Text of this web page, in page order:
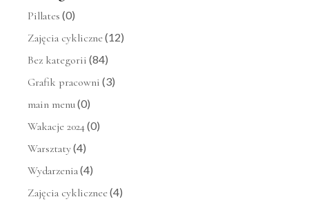
Pillates (0)
Zajęcia cykliczne(12)
Bez kategorii (84)
Grafik pracowni (3)
main menu(0)
Wakacje 2024(0)
Warsztaty(4)
Wydarzenia(4)
Zajęcia cyklicznee(4)